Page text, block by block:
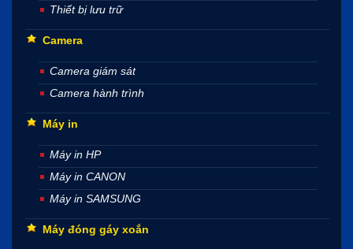
Thiết bị lưu trữ
Camera
Camera giám sát
Camera hành trình
Máy in
Máy in HP
Máy in CANON
Máy in SAMSUNG
Máy đóng gáy xoắn